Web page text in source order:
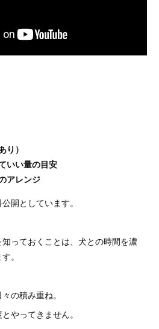
り）
いい量の目安
アレンジ
開としています。
っておくことは、犬との時間を濃
。
の積み重ね。
やってきません。